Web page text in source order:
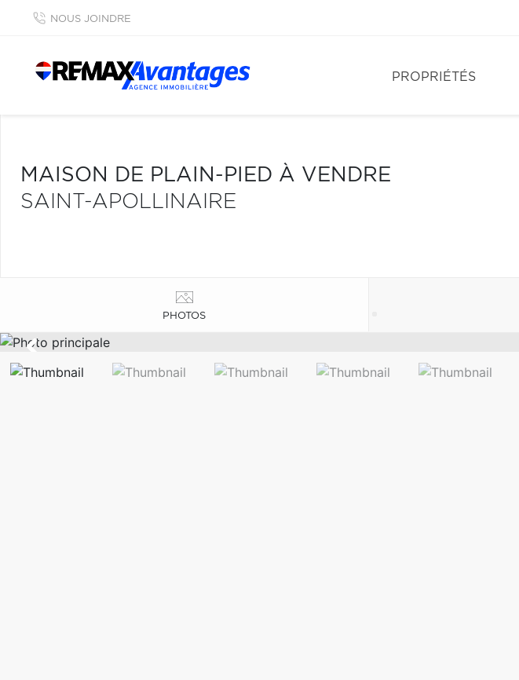
NOUS JOINDRE
PROPRIÉTÉS
MAISON DE PLAIN-PIED À VENDRE
SAINT-APOLLINAIRE
PHOTOS